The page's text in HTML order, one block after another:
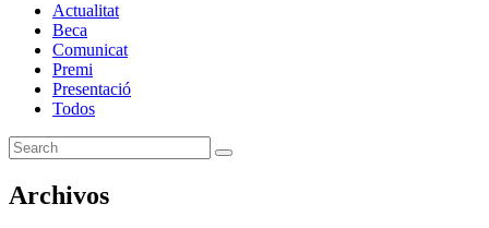
Actualitat
Beca
Comunicat
Premi
Presentació
Todos
Archivos